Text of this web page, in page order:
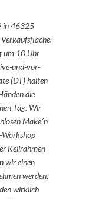
in 46325
um 10 Uhr
und-vor-
(DT) halten
die
Tag. Wir
Make´n
Workshop
Keilrahmen
wir einen
werden,
wirklich